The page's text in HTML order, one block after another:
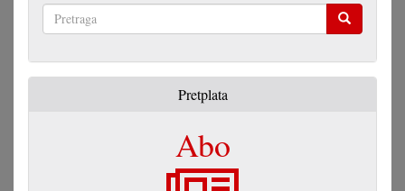
Pretplata
Abo